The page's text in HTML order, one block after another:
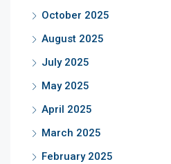
October 2025
August 2025
July 2025
May 2025
April 2025
March 2025
February 2025